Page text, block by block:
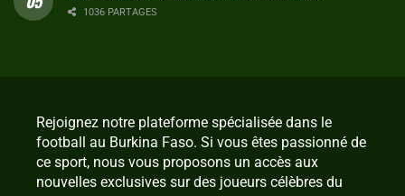
1036 PARTAGES
Rejoignez notre plateforme spécialisée dans le
football au Burkina Faso. Si vous êtes passionné de
ce sport, nous vous proposons un accès aux
nouvelles exclusives sur des joueurs célèbres du